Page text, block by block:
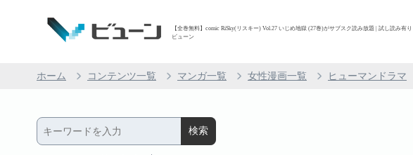
【全巻無料】comic RiSky(リスキー) Vol.27 いじめ地獄 (27巻)がサブスク読み放題 | 試し読み有り |
ビューン
ホーム コンテンツ一覧 マンガ一覧 女性漫画一覧 ヒューマンドラマ